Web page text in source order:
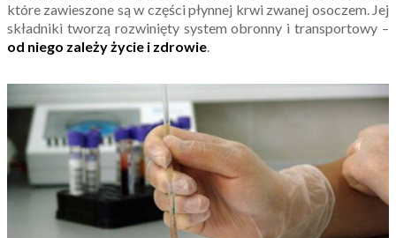
które zawieszone są w części płynnej krwi zwanej osoczem. Jej
składniki tworzą rozwinięty system obronny i transportowy –
od niego zależy życie i zdrowie.